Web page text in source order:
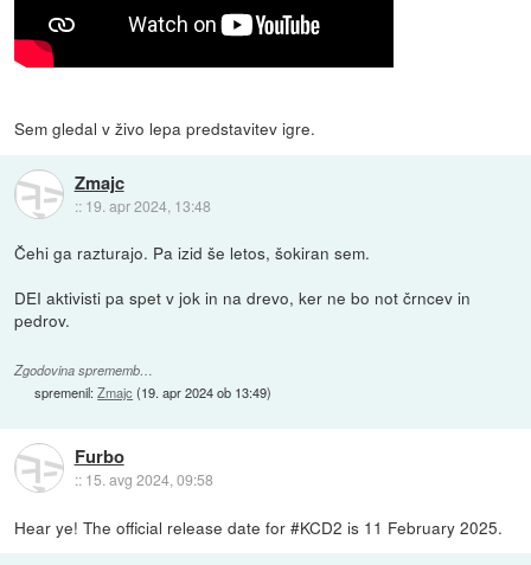
Sem gledal v živo lepa predstavitev igre.
Zmajc
:: 19. apr 2024, 13:48
Čehi ga razturajo. Pa izid še letos, šokiran sem.
DEI aktivisti pa spet v jok in na drevo, ker ne bo not črncev in
pedrov.
Zgodovina sprememb…
spremenil:Zmajc (19. apr 2024 ob 13:49)
Furbo
:: 15. avg 2024, 09:58
Hear ye! The official release date for #KCD2 is 11 February 2025.